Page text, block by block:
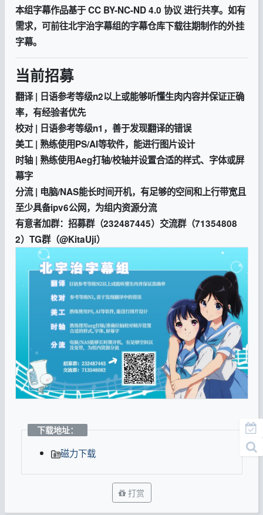
本组字幕作品基于 CC BY-NC-ND 4.0 协议 进行共享。如有
需求，可前往北宇治字幕组的字幕仓库下载往期制作的外挂
字幕。
当前招募
翻译| 日语参考等级n2以上或能够听懂生肉内容并保证正确
率，有经验者优先
校对| 日语参考等级n1，善于发现翻译的错误
美工| 熟练使用PS/AI等软件，能进行图片设计
时轴| 熟练使用Aeg打轴/校轴并设置合适的样式、字体或屏
幕字
分流| 电脑/NAS能长时间开机，有足够的空间和上行带宽且
至少具备ipv6公网，为组内资源分流
有意者加群：招募群（232487445）交流群（71354808
2）TG群（@KitaUji）
下载地址：
磁力下载
打赏